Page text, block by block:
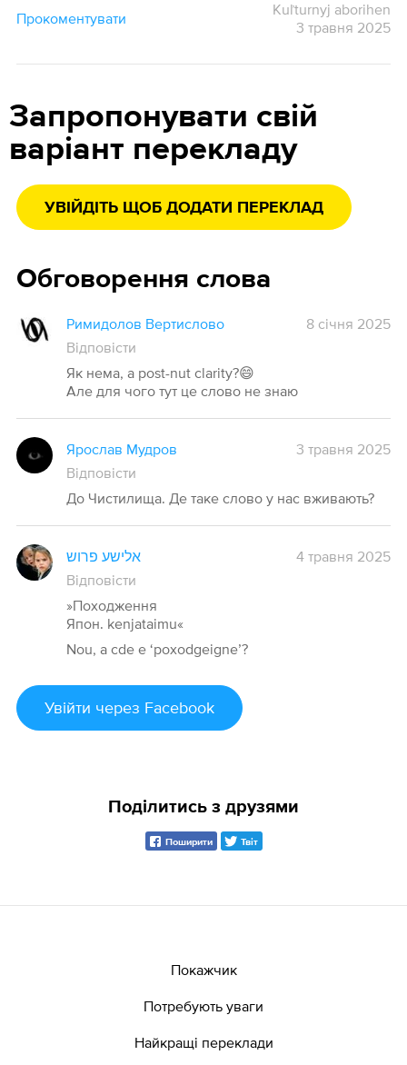
Прокоментувати
Kuľturnyj aborihen
3 травня 2025
Запропонувати свій
варіант перекладу
УВІЙДІТЬ ЩОБ ДОДАТИ ПЕРЕКЛАД
Обговорення слова
Римидолов Вертислово
8 січня 2025
Відповісти
Як нема, а post-nut clarity?😄
Але для чого тут це слово не знаю
Ярослав Мудров
3 травня 2025
Відповісти
До Чистилища. Де таке слово у нас вживають?
אלישע פרוש
4 травня 2025
Відповісти
»Походження
Япон. kenjataimu«
Nou, a cde e ‘poxodgeigne’?
Увійти через Facebook
Поділитись з друзями
Поширити Твіт
Покажчик
Потребують уваги
Найкращі переклади